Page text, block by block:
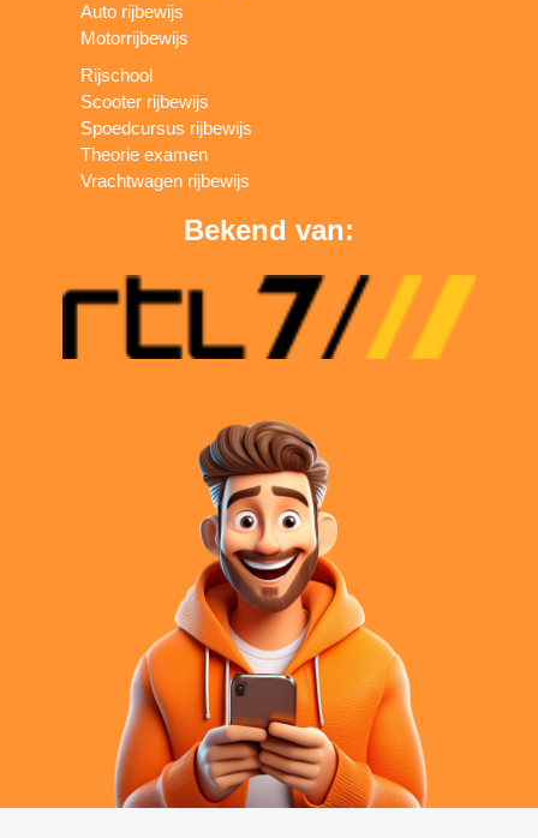
Auto rijbewijs
Motorrijbewijs
Rijschool
Scooter rijbewijs
Spoedcursus rijbewijs
Theorie examen
Vrachtwagen rijbewijs
Bekend van: